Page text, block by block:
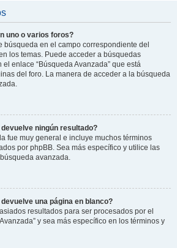
uno o varios foros?
búsqueda en el campo correspondiente del
los temas. Puede acceder a búsquedas
enlace “Búsqueda Avanzada” que está
del foro. La manera de acceder a la búsqueda
ningún resultado?
fue muy general e incluye muchos términos
por phpBB. Sea más específico y utilice las
avanzada.
una página en blanco?
resultados para ser procesados por el
y sea más específico en los términos y